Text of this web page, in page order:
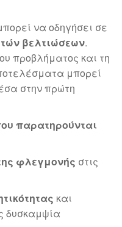
να οδηγήσει σε
βελτιώσεων.
προβλήματος και τη
μπορεί
στην πρώτη
παρατηρούνται
φλεγμονής στις
και
δυσκαμψία